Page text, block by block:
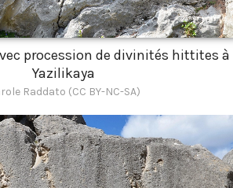
procession de divinités hittites à
Yazilikaya
Raddato (CC BY-NC-SA)